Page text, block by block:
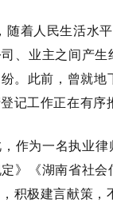
随着人民生活水
、业主之间产
。此前，曾就
记工作正在有序
作为一名执业
》《湖南省社
积极建言献策